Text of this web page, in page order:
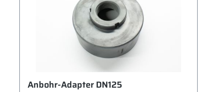
Anbohr-Adapter DN125